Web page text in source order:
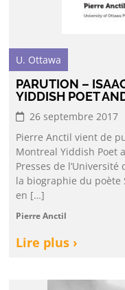
U. Ottawa
PARUTION –
YIDDISH POET
26 septembre 2017
Pierre Anctil vient de
Montreal Yiddish Poet
Presses de l’Université
la biographie du
en […]
Pierre Anctil
Lire plus ›